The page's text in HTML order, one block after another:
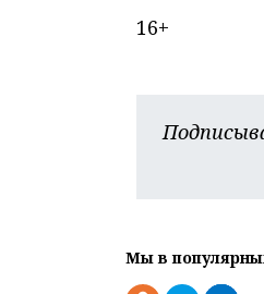
16+
Мы в